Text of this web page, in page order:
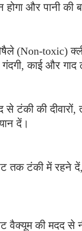
और पानी की
(Non-toxic)
काई और गाद
टंकी की
दें।
तक टंकी में रहने
वैक्यूम की मदद